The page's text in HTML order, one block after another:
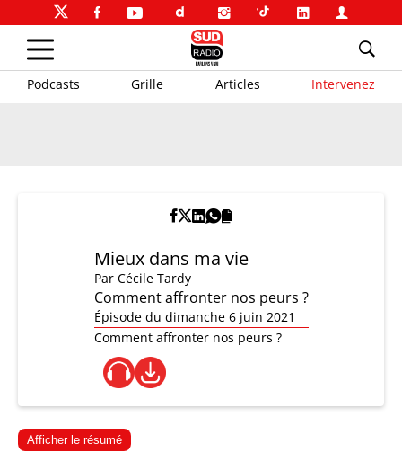
Podcasts Grille Articles Intervenez
Mieux dans ma vie
Par Cécile Tardy
Comment affronter nos peurs ?
Épisode du dimanche 6 juin 2021
Comment affronter nos peurs ?
Afficher le résumé